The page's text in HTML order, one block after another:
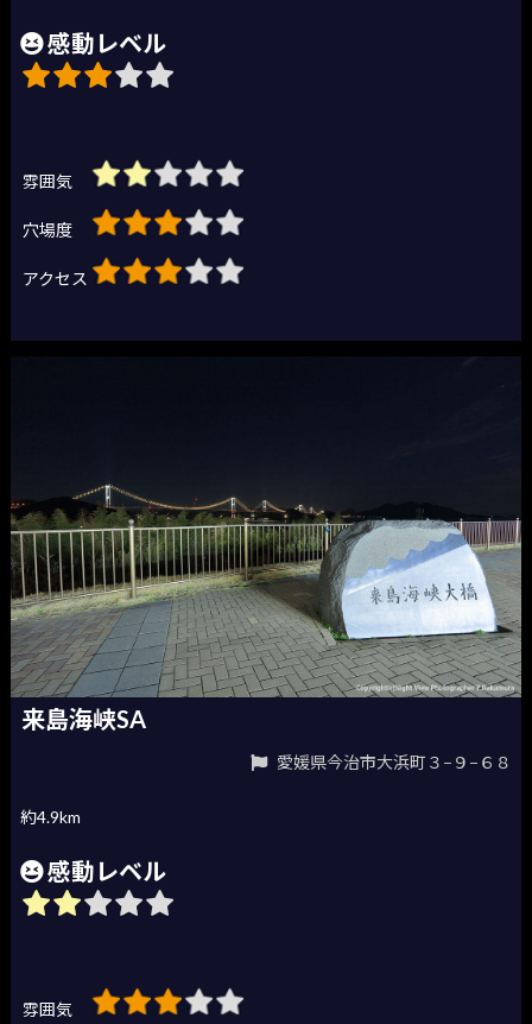
感動レベル
雰囲気
穴場度
アクセス
来島海峡SA
愛媛県今治市大浜町３−９−６８
約4.9km
感動レベル
雰囲気